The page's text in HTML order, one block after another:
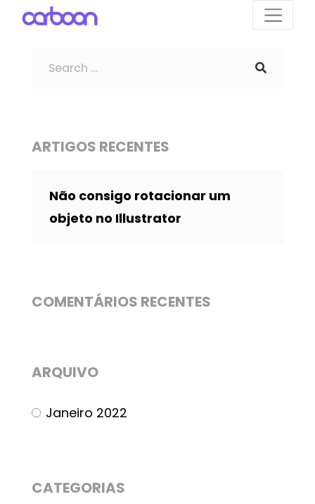
ARTIGOS RECENTES
Não consigo rotacionar um
objeto no Illustrator
COMENTÁRIOS RECENTES
ARQUIVO
Janeiro 2022
CATEGORIAS